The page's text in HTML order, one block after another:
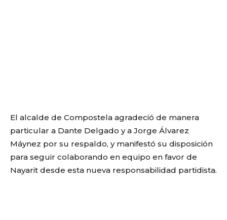
El alcalde de Compostela agradeció de manera
particular a Dante Delgado y a Jorge Álvarez
Máynez por su respaldo, y manifestó su disposición
para seguir colaborando en equipo en favor de
Nayarit desde esta nueva responsabilidad partidista.